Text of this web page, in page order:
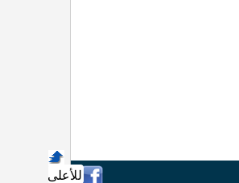
للأعلى